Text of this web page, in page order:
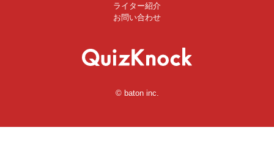
ライター紹介
お問い合わせ
© baton inc.